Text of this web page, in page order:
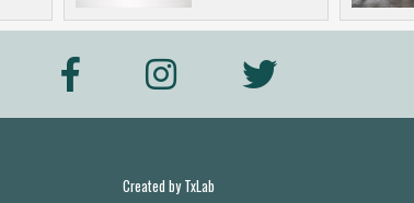
Created byTxLab